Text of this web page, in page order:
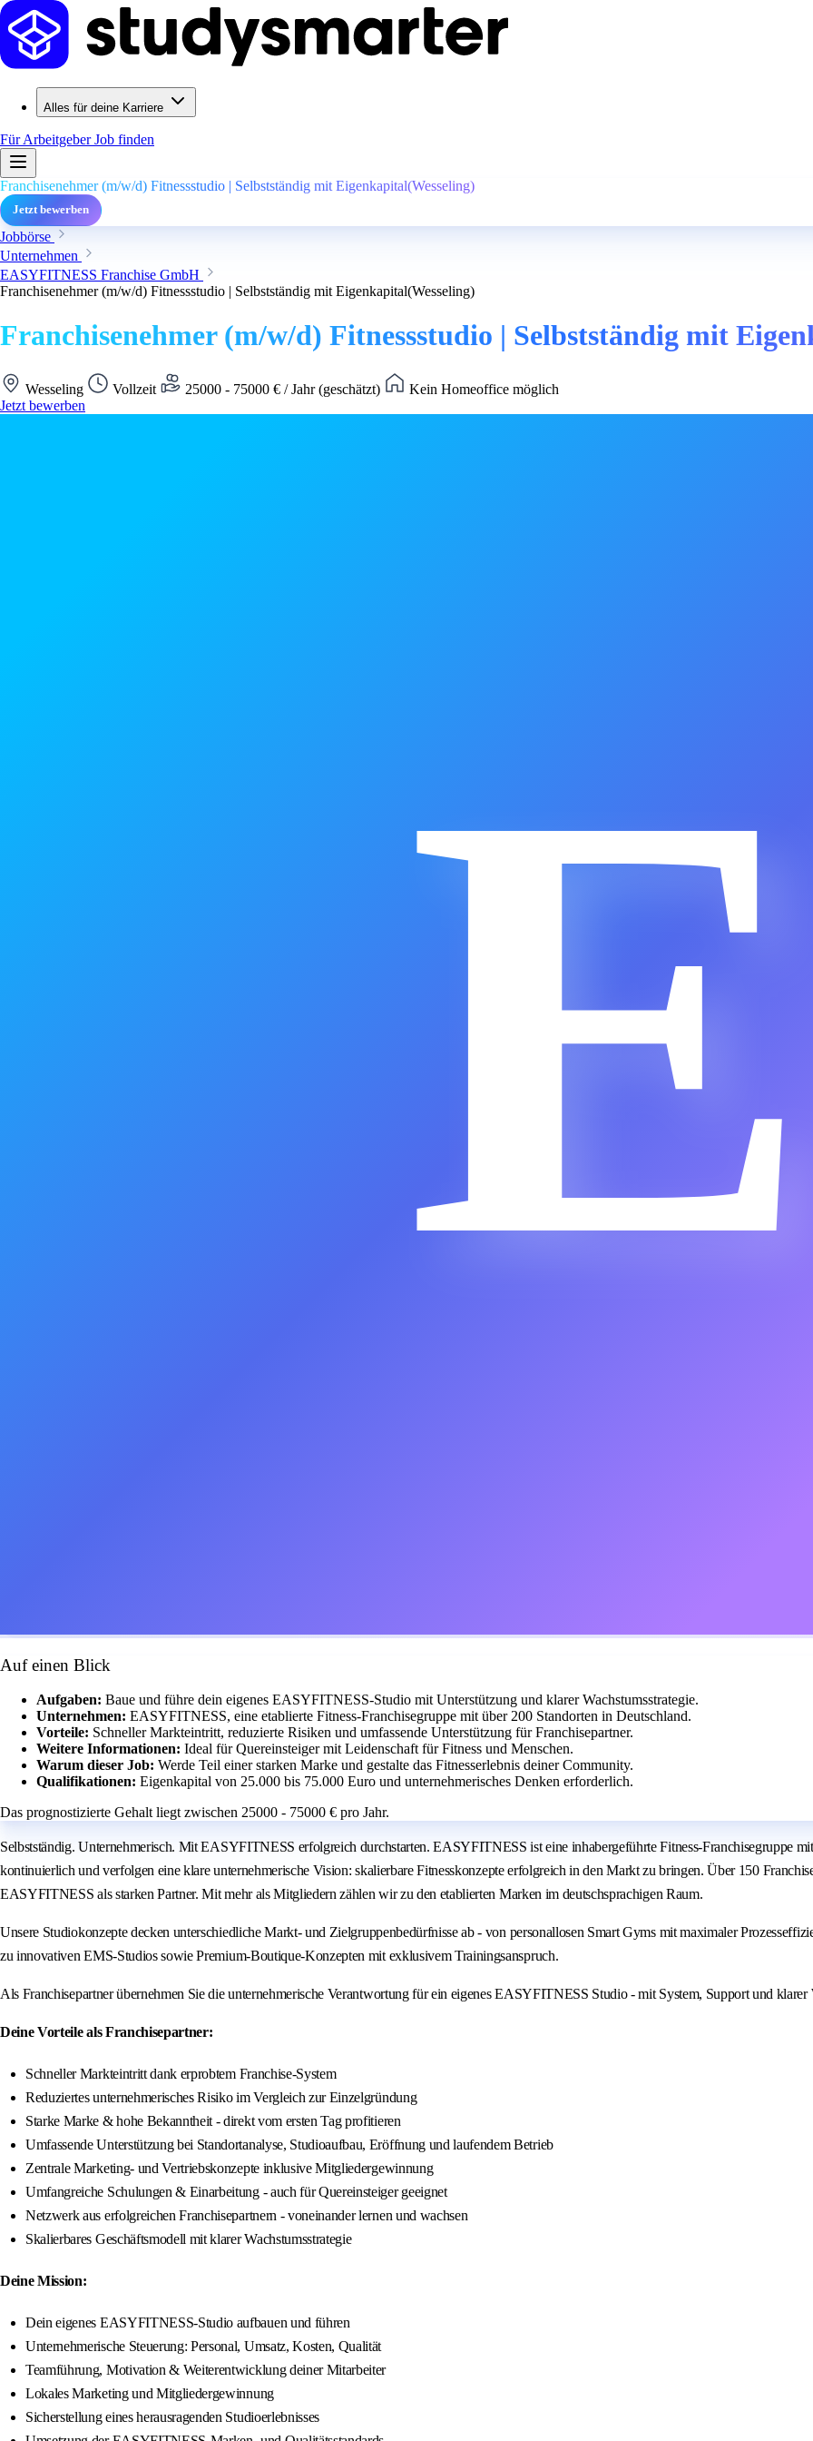
Alles für deine Karriere
Für ArbeitgeberJob finden
Franchisenehmer (m/w/d) Fitnessstudio | Selbstständig mit Eigenkapital(Wesseling)
Jetzt bewerben
Jobbörse
Unternehmen
EASYFITNESS Franchise GmbH
Franchisenehmer (m/w/d) Fitnessstudio | Selbstständig mit Eigenkapital(Wesseling)
Franchisenehmer (m/w/d) Fitnessstudio | Selbstständig mit
Wesseling Vollzeit 25000 - 75000 € / Jahr (geschätzt)
Kein Homeoffice möglich
Jetzt bewerben
E
Auf einen Blick
Aufgaben: Baue und führe dein eigenes EASYFITNESS-Studio mit Unterstützung und klarer Wachstumsstrategie.
Unternehmen: EASYFITNESS, eine etablierte Fitness-Franchisegruppe mit über 200 Standorten in Deutschland.
Vorteile: Schneller Markteintritt, reduzierte Risiken und umfassende Unterstützung für Franchisepartner.
Weitere Informationen: Ideal für Quereinsteiger mit Leidenschaft für Fitness und Menschen.
Warum dieser Job: Werde Teil einer starken Marke und gestalte das Fitnesserlebnis deiner Community.
Qualifikationen: Eigenkapital von 25.000 bis 75.000 Euro und unternehmerisches Denken erforderlich.
Das prognostizierte Gehalt liegt zwischen 25000 - 75000 € pro Jahr.
Selbstständig. Unternehmerisch. Mit EASYFITNESS erfolgreich durchstarten. EASYFITNESS ist eine inhabergeführte Fitness-Franchisegruppe
kontinuierlich und verfolgen eine klare unternehmerische Vision: skalierbare Fitnesskonzepte erfolgreich in den Markt zu bringen. Über 150
EASYFITNESS als starken Partner. Mit mehr als Mitgliedern zählen wir zu den etablierten Marken im deutschsprachigen Raum.
Unsere Studiokonzepte decken unterschiedliche Markt- und Zielgruppenbedürfnisse ab - von personallosen Smart Gyms mit maximaler
zu innovativen EMS-Studios sowie Premium-Boutique-Konzepten mit exklusivem Trainingsanspruch.
Als Franchisepartner übernehmen Sie die unternehmerische Verantwortung für ein eigenes EASYFITNESS Studio - mit System, Support und klarer
Deine Vorteile als Franchisepartner:
Schneller Markteintritt dank erprobtem Franchise-System
Reduziertes unternehmerisches Risiko im Vergleich zur Einzelgründung
Starke Marke & hohe Bekanntheit - direkt vom ersten Tag profitieren
Umfassende Unterstützung bei Standortanalyse, Studioaufbau, Eröffnung und laufendem Betrieb
Zentrale Marketing- und Vertriebskonzepte inklusive Mitgliedergewinnung
Umfangreiche Schulungen & Einarbeitung - auch für Quereinsteiger geeignet
Netzwerk aus erfolgreichen Franchisepartnern - voneinander lernen und wachsen
Skalierbares Geschäftsmodell mit klarer Wachstumsstrategie
Deine Mission:
Dein eigenes EASYFITNESS-Studio aufbauen und führen
Unternehmerische Steuerung: Personal, Umsatz, Kosten, Qualität
Teamführung, Motivation & Weiterentwicklung deiner Mitarbeiter
Lokales Marketing und Mitgliedergewinnung
Sicherstellung eines herausragenden Studioerlebnisses